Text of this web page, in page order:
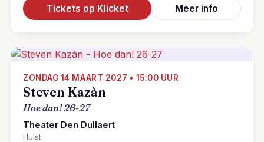
Tickets op Klicket Meer info
ZONDAG 14 MAART 2027 • 15:00 UUR
Steven Kazàn
Hoe dan! 26-27
Theater Den Dullaert
Hulst